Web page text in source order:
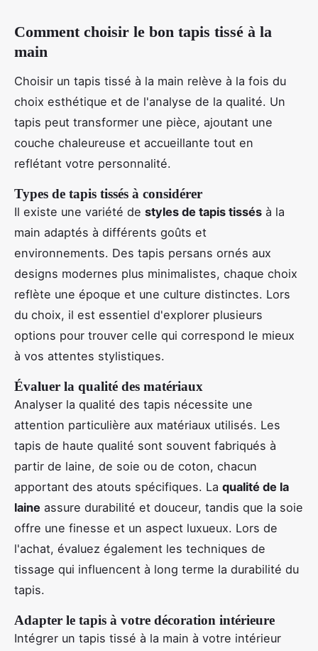
Comment choisir le bon tapis tissé à la
main
Choisir un tapis tissé à la main relève à la fois du
choix esthétique et de l'analyse de la qualité. Un
tapis peut transformer une pièce, ajoutant une
couche chaleureuse et accueillante tout en
reflétant votre personnalité.
Types de tapis tissés à considérer
Il existe une variété de styles de tapis tissés à la
main adaptés à différents goûts et
environnements. Des tapis persans ornés aux
designs modernes plus minimalistes, chaque choix
reflète une époque et une culture distinctes. Lors
du choix, il est essentiel d'explorer plusieurs
options pour trouver celle qui correspond le mieux
à vos attentes stylistiques.
Évaluer la qualité des matériaux
Analyser la qualité des tapis nécessite une
attention particulière aux matériaux utilisés. Les
tapis de haute qualité sont souvent fabriqués à
partir de laine, de soie ou de coton, chacun
apportant des atouts spécifiques. La qualité de la
laine assure durabilité et douceur, tandis que la soie
offre une finesse et un aspect luxueux. Lors de
l'achat, évaluez également les techniques de
tissage qui influencent à long terme la durabilité du
tapis.
Adapter le tapis à votre décoration intérieure
Intégrer un tapis tissé à la main à votre intérieur